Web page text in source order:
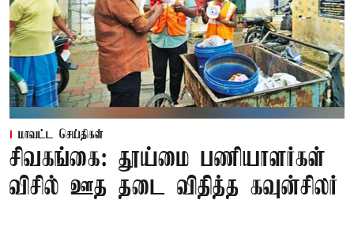
மாவட்ட செய்திகள்
சிவகங்கை: தூய்மை பணியாளர்கள்
விசில் ஊத தடை விதித்த கவுன்சிலர்